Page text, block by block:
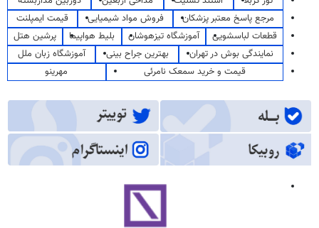
مرجع پاسخ معتبر پزشکان
فروش مواد شیمیایی
قیمت ایمپلنت
قطعات لباسشویی
آموزشگاه تیزهوشان بلیط هواپیما
پرشین هتل
نمایندگی بوش در تهران
بهترین جراح بینی
آموزشگاه زبان ملل
قیمت و خرید سمعک نامرئی
مهرینو